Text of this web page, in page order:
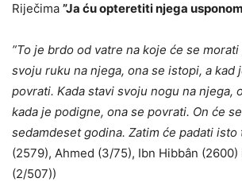
Riječima ”Ja ću opteretiti njega
”To je brdo od vatre na koje će se
svoju ruku na njega, ona se istopi, a kad
povrati. Kada stavi svoju nogu na njega,
kada je podigne, ona se povrati. On će
sedamdeset godina. Zatim će padati isto
(2579), Ahmed (3/75), Ibn Hibbân
(2/507))